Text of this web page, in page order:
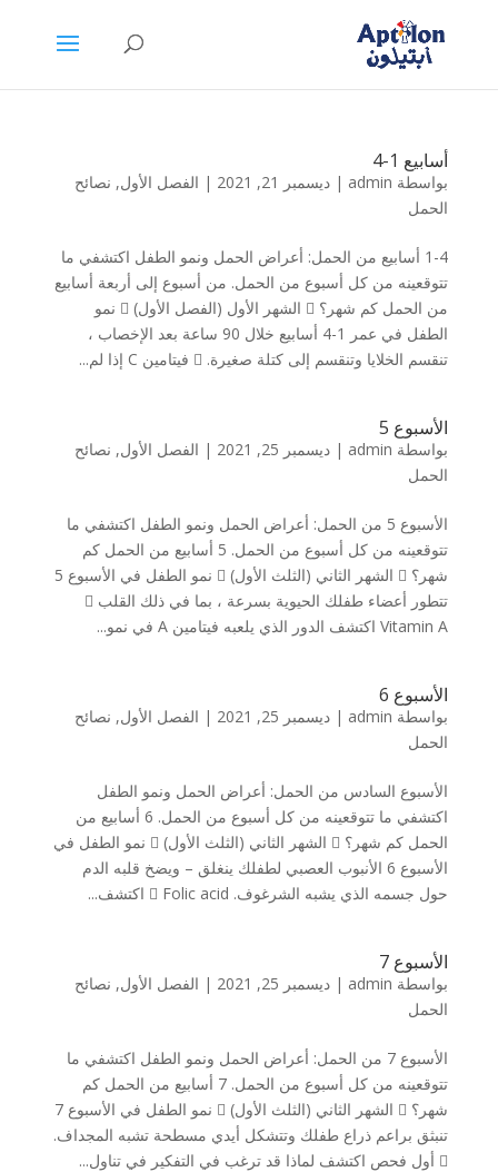
أسابيع 1-4
بواسطة admin
| ديسمبر 21, 2021 | الفصل الأول, نصائح
الحمل
1-4 أسابيع من الحمل: أعراض الحمل ونمو الطفل اكتشفي ما
تتوقعينه من كل أسبوع من الحمل. من أسبوع إلى أربعة أسابيع
من الحمل كم شهر؟  الشهر الأول (الفصل الأول)  نمو
الطفل في عمر 1-4 أسابيع خلال 90 ساعة بعد الإخصاب ،
تنقسم الخلايا وتنقسم إلى كتلة صغيرة.  فيتامين C إذا لم...
الأسبوع 5
بواسطة admin
| ديسمبر 25, 2021 | الفصل الأول, نصائح
الحمل
الأسبوع 5 من الحمل: أعراض الحمل ونمو الطفل اكتشفي ما
تتوقعينه من كل أسبوع من الحمل. 5 أسابيع من الحمل كم
شهر؟  الشهر الثاني (الثلث الأول)  نمو الطفل في الأسبوع 5
تتطور أعضاء طفلك الحيوية بسرعة ، بما في ذلك القلب 
Vitamin A اكتشف الدور الذي يلعبه فيتامين A في نمو...
الأسبوع 6
بواسطة admin
| ديسمبر 25, 2021 | الفصل الأول, نصائح
الحمل
الأسبوع السادس من الحمل: أعراض الحمل ونمو الطفل
اكتشفي ما تتوقعينه من كل أسبوع من الحمل. 6 أسابيع من
الحمل كم شهر؟  الشهر الثاني (الثلث الأول)  نمو الطفل في
الأسبوع 6 الأنبوب العصبي لطفلك ينغلق – ويضخ قلبه الدم
حول جسمه الذي يشبه الشرغوف.  Folic acid اكتشف...
الأسبوع 7
بواسطة admin
| ديسمبر 25, 2021 | الفصل الأول, نصائح
الحمل
الأسبوع 7 من الحمل: أعراض الحمل ونمو الطفل اكتشفي ما
تتوقعينه من كل أسبوع من الحمل. 7 أسابيع من الحمل كم
شهر؟  الشهر الثاني (الثلث الأول)  نمو الطفل في الأسبوع 7
تنبثق براعم ذراع طفلك وتتشكل أيدي مسطحة تشبه المجداف.
 أول فحص اكتشف لماذا قد ترغب في التفكير في تناول...